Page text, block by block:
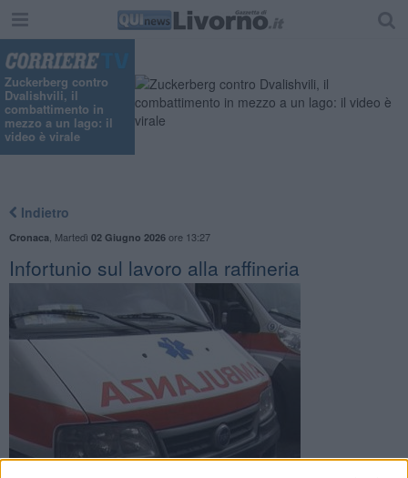
Zuckerberg contro
Dvalishvili, il
combattimento in
mezzo a un lago: il
video è virale
Indietro
Cronaca Martedì 02 Giugno 2026ore 13:27
Infortunio sul lavoro alla raffineria